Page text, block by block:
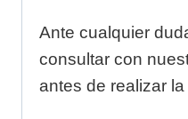
Ante cualquier
consultar con
antes de realizar